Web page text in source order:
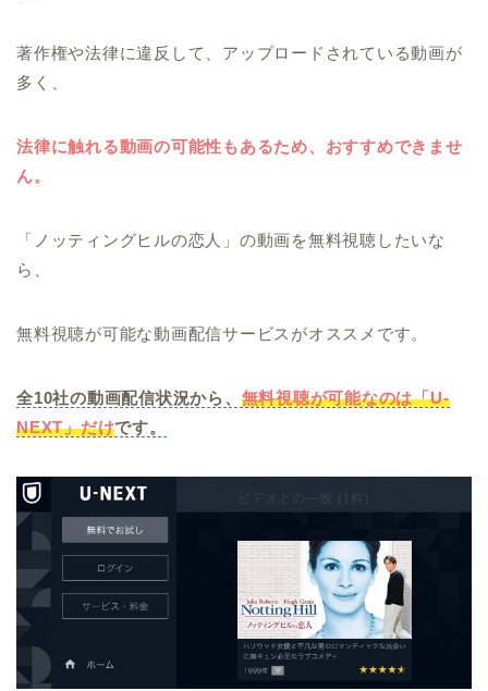
著作権や法律に違反して、アップロードされている動画が
多く、
法律に触れる動画の可能性もあるため、おすすめできませ
ん。
「ノッティングヒルの恋人」の動画を無料視聴したいな
ら、
無料視聴が可能な動画配信サービスがオススメです。
全10社の動画配信状況から、 無料視聴が可能なのは「U-
NEXT」だけです。